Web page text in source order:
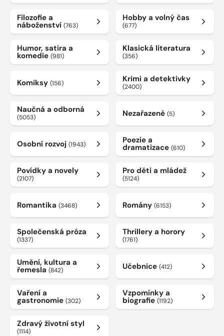
Filozofie a
náboženství (763)
Hobby a volný čas
(677)
Humor, satira a
komedie (981)
Klasická literatura
(356)
Komiksy (156) Krimi a detektivky
(2400)
Naučná a odborná
(5053) Nezařazené (5)
Osobní rozvoj (1943) Poezie a
dramatizace (610)
Povídky a novely
(2107)
Pro děti a mládež
(5124)
Romantika (3468) Romány (6153)
Společenská próza
(1337)
Thrillery a horory
(1761)
Umění, kultura a
řemesla (842) Učebnice (412)
Vaření a
gastronomie (302)
Vzpomínky a
biografie (1192)
Zdravý životní styl
(1114)